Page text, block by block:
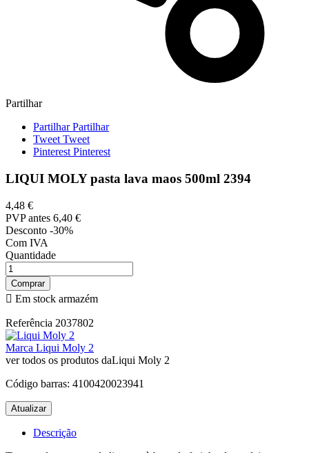
Partilhar
PartilharPartilhar
Tweet Tweet
Pinterest Pinterest
LIQUI MOLY pasta lava maos 500ml 2394
4,48 €
PVP antes 6,40 €
Desconto -30%
Com IVA
Quantidade
Comprar
 Em stock armazém
Referência 2037802
Marca Liqui Moly 2
ver todos os produtos daLiqui Moly 2
Código barras: 4100420023941
Descrição